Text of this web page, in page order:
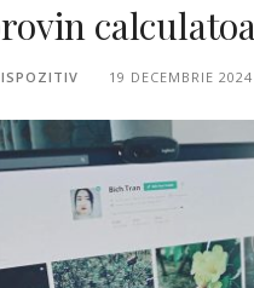
19 DECEMBRIE 2024